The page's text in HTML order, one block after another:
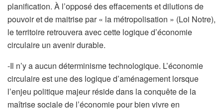
planification. À l’opposé des effacements et dilutions de
pouvoir et de maitrise par « la métropolisation » (Loi Notre),
le territoire retrouvera avec cette logique d’économie
circulaire un avenir durable.
-Il n’y a aucun déterminisme technologique. L’économie
circulaire est une des logique d’aménagement lorsque
l’enjeu politique majeur réside dans la conquête de la
maîtrise sociale de l’économie pour bien vivre en